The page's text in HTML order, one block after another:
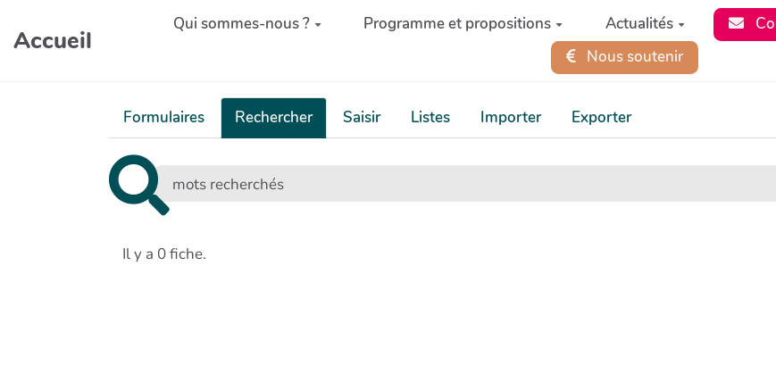
Aller au contenu principal
Accueil
Qui sommes-nous ? Programme et propositions Actualités
Nous soutenir
Formulaires Rechercher Saisir Listes Importer Exporter
Il y a 0 fiche.